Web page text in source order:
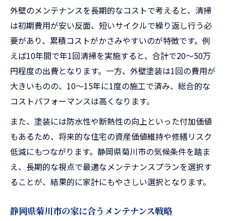
外壁のメンテナンスを長期的なコストで考えると、清掃
は初期費用が安い反面、短いサイクルで繰り返し行う必
要があり、累積コストがかさみやすいのが特徴です。例
えば10年間で年1回清掃を実施すると、合計で20〜50万
円程度の出費となります。一方、外壁塗装は1回の費用が
大きいものの、10〜15年に1度の施工で済み、総合的な
コストパフォーマンスは高くなります。
また、塗装には防水性や断熱性の向上といった付加価値
もあるため、将来的な住宅の資産価値維持や修繕リスク
低減にもつながります。静岡県菊川市の気候条件を踏ま
え、長期的な視点で最適なメンテナンスプランを選択す
ることが、結果的に家計にもやさしい選択となります。
静岡県菊川市の家に合うメンテナンス戦略